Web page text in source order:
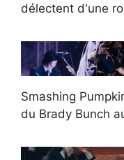
délectent d'une
Smashing
du Brady Bunch